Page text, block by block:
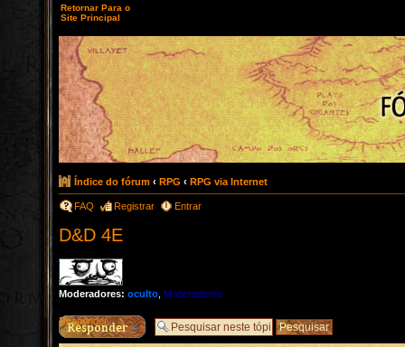
Retornar Para o
Site Principal
Índice do fórum ‹ RPG ‹ RPG via Internet
FAQ Registrar Entrar
D&D 4E
Moderadores: oculto Moderadores
Responder